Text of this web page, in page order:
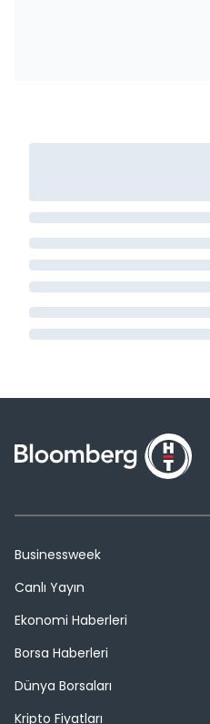
Businessweek
Canlı Yayın
Ekonomi Haberleri
Borsa Haberleri
Dünya Borsaları
Kripto Fiyatları